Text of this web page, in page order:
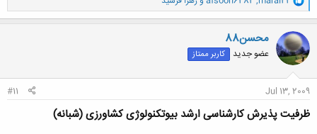
ا
ک
ن
ش
ه
ا
محسن88
عضو جدید کاربر ممتاز
Jul 13, 2009
#11
ظرفیت پذیرش کارشناسی ارشد بیوتکنولوژی کشاورزی (شبانه)